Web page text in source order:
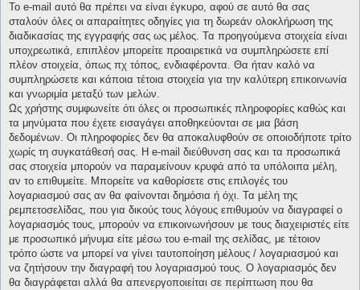
Το e-mail αυτό θα πρέπει να είναι έγκυρο, αφού σε αυτό θα σας
σταλούν όλες οι απαραίτητες οδηγίες για τη δωρεάν ολοκλήρωση της
διαδικασίας της εγγραφής σας ως μέλος. Τα προηγούμενα στοιχεία είναι
υποχρεωτικά, επιπλέον μπορείτε προαιρετικά να συμπληρώσετε επί
πλέον στοιχεία, όπως πχ τόπος, ενδιαφέροντα. Θα ήταν καλό να
συμπληρώσετε και κάποια τέτοια στοιχεία για την καλύτερη επικοινωνία
και γνωριμία μεταξύ των μελών.
Ως χρήστης συμφωνείτε ότι όλες οι προσωπικές πληροφορίες καθώς και
τα μηνύματα που έχετε εισαγάγει αποθηκεύονται σε μια βάση
δεδομένων. Οι πληροφορίες δεν θα αποκαλυφθούν σε οποιοδήποτε τρίτο
χωρίς τη συγκατάθεσή σας. Η e-mail διεύθυνση σας και τα προσωπικά
σας στοιχεία μπορούν να παραμείνουν κρυφά από τα υπόλοιπα μέλη,
αν το επιθυμείτε. Μπορείτε να καθορίσετε στις επιλογές του
λογαριασμού σας αν θα φαίνονται δημόσια ή όχι. Τα μέλη της
ρεμπετοσελίδας, που για δικούς τους λόγους επιθυμούν να διαγραφεί ο
λογαριασμός τους, μπορούν να επικοινωνήσουν με τους διαχειριστές είτε
με προσωπικό μήνυμα είτε μέσω του e-mail της σελίδας, με τέτοιον
τρόπο ώστε να μπορεί να γίνει ταυτοποίηση μέλους / λογαριασμού και
να ζητήσουν την διαγραφή του λογαριασμού τους. Ο λογαριασμός δεν
θα διαγράφεται αλλά θα απενεργοποιείται σε περίπτωση που θα